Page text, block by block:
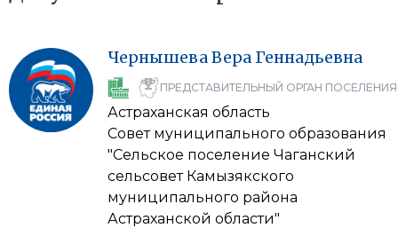
ЧернышеваВера Геннадьевна
ПРЕДСТАВИТЕЛЬНЫЙ ОРГАН ПОСЕЛЕНИЯ
Астраханская область
Совет муниципального образования
"Сельское поселение Чаганский
сельсовет Камызякского
муниципального района
Астраханской области"